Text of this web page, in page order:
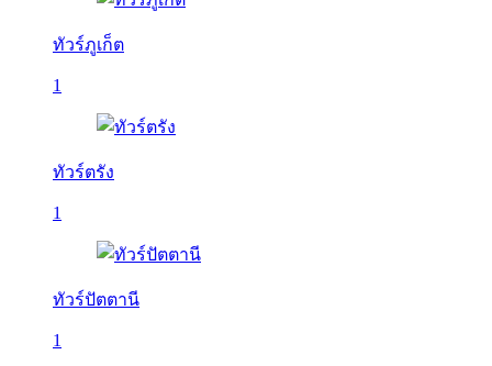
ทัวร์ภูเก็ต
1
ทัวร์ตรัง
1
ทัวร์ปัตตานี
1